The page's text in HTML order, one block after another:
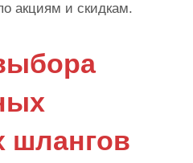
акциям и скидкам.
шлангов